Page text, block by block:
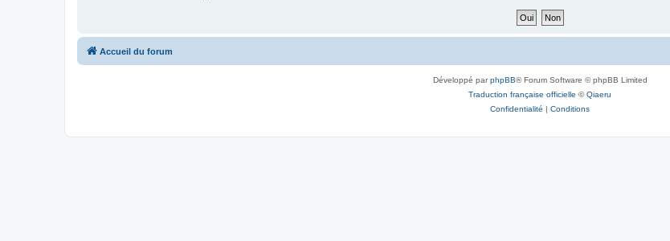
Accueil du forum
Développé parphpBB® Forum Software © phpBB Limited
Traduction française officielle ©Qiaeru
Confidentialité | Conditions